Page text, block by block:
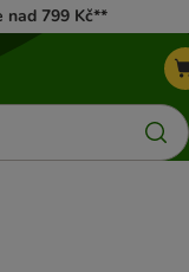
nad 799 Kč**